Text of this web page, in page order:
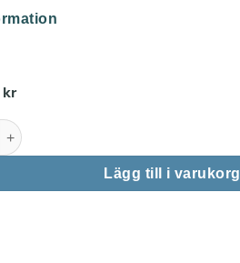
kr
Tiny Might mängd
Lägg till i varukorg